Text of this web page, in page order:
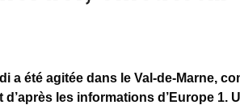
a été agitée dans le Val-de-Marne,
les informations d’Europe 1.